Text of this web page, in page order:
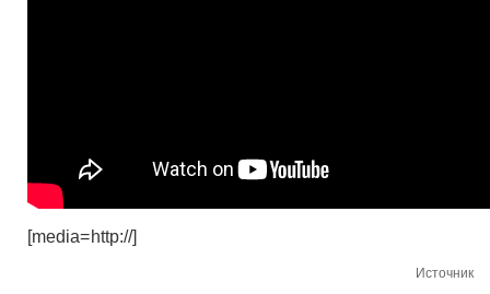
[media=http://]
Источник